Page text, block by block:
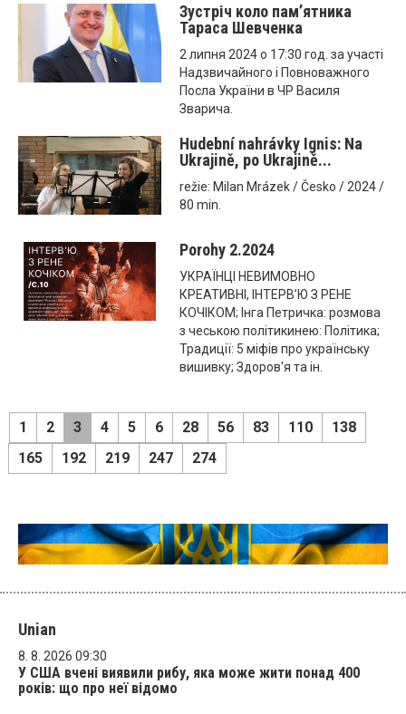
Зустріч коло пам’ятника
Тараса Шевченка
2 липня 2024 о 17:30 год. за участі
Надзвичайного і Повноважного
Посла України в ЧР Василя
Зварича.
Hudební nahrávky Ignis: Na
Ukrajině, po Ukrajině...
režie: Milan Mrázek / Česko / 2024 /
80 min.
Porohy 2.2024
УКРАЇНЦІ НЕВИМОВНО
КРЕАТИВНІ, ІНТЕРВ’Ю З РЕНЕ
КОЧІКОМ; Інга Петричка: розмова
з чеською політикинею: Політика;
Традиції: 5 міфів про українську
вишивку; Здоров'я та ін.
1 2 3 4 5 6 28 56 83 110
138
165
192 219 247 274
Unian
8. 8. 2026 09:30
У США вчені виявили рибу, яка може жити понад 400
років: що про неї відомо